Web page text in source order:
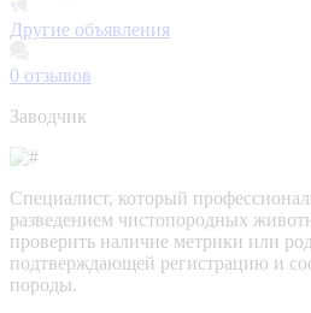
Другие объявления
0 отзывов
Заводчик
Специалист, который
разведением чистопородных
проверить наличие метрики или
подтверждающей регистрацию и
породы.